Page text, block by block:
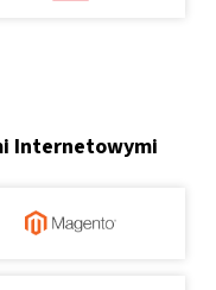
Internetowymi